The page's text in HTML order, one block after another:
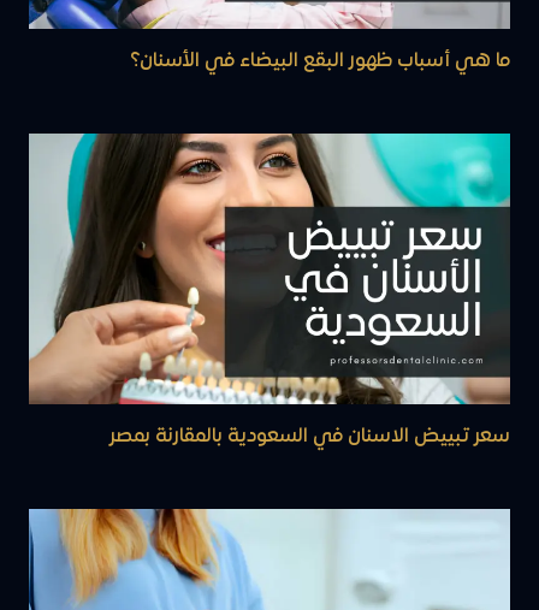
ما هي أسباب ظهور البقع البيضاء في الأسنان؟
سعر تبييض الاسنان في السعودية بالمقارنة بمصر